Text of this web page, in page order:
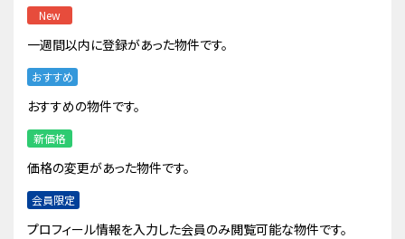
New
一週間以内に登録があった物件です。
おすすめ
おすすめの物件です。
新価格
価格の変更があった物件です。
会員限定
プロフィール情報を入力した会員のみ閲覧可能な物件です。